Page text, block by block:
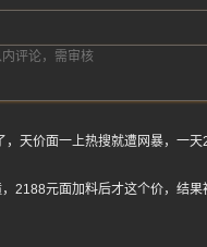
，天价面一上热搜就遭网暴，一
2188元面加料后才这个价，结